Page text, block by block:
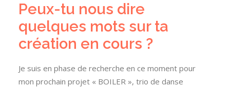
Peux-tu nous dire
quelques mots sur ta
création en cours ?
Je suis en phase de recherche en ce moment pour
mon prochain projet « BOILER », trio de danse